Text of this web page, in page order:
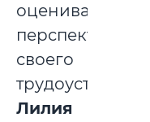
оценивает
перспективы
своего
трудоустройства
Лилия